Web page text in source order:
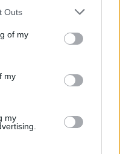
one or more Google
You may click to
its third-party tags to
in below Google
Outs
of my
my
my
kell mozdítani, és
a nehéz helyeken. Ha
akkor kapkodós volt
és